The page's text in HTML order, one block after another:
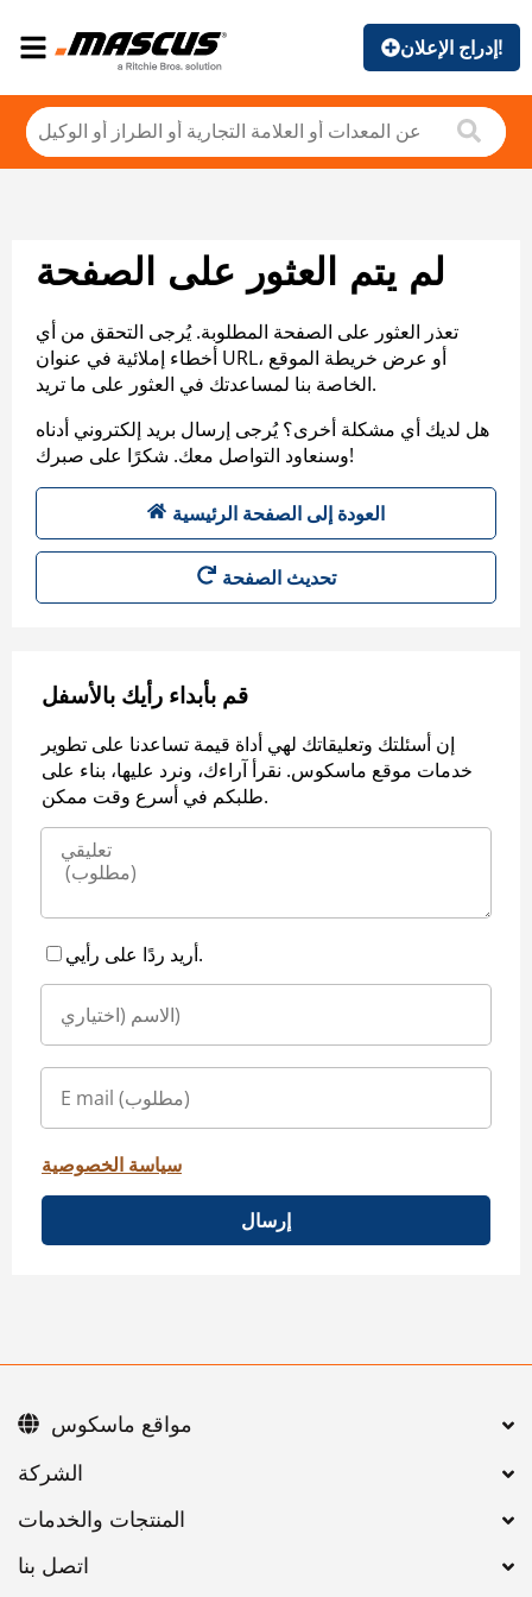
إدراج الإعلان!
لم يتم العثور على الصفحة
تعذر العثور على الصفحة المطلوبة. يُرجى التحقق من أي
أخطاء إملائية في عنوان URL، أو عرض خريطة الموقع
الخاصة بنا لمساعدتك في العثور على ما تريد.
هل لديك أي مشكلة أخرى؟ يُرجى إرسال بريد إلكتروني أدناه
وسنعاود التواصل معك. شكرًا على صبرك!
العودة إلى الصفحة الرئيسية
تحديث الصفحة
قم بأبداء رأيك بالأسفل
إن أسئلتك وتعليقاتك لهي أداة قيمة تساعدنا على تطوير
خدمات موقع ماسكوس. نقرأ آراءك، ونرد عليها، بناء على
طلبكم في أسرع وقت ممكن.
أريد ردًا على رأيي.
سياسة الخصوصية
إرسال
اتصل بنا
مواقع ماسكوس